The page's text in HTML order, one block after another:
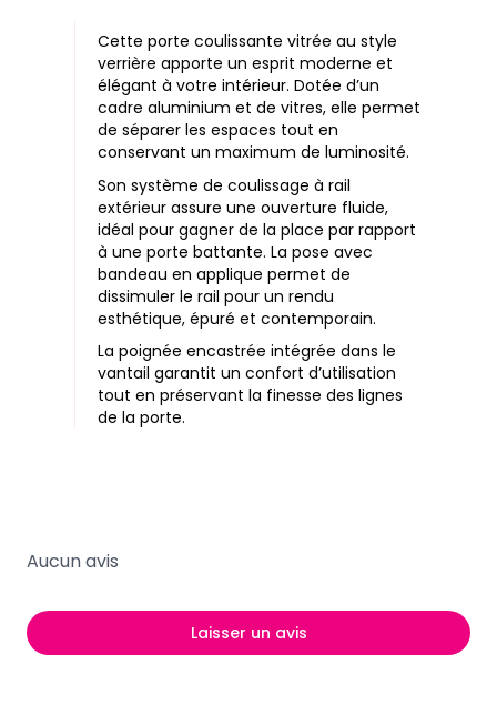
Cette porte coulissante vitrée au style
verrière apporte un esprit moderne et
élégant à votre intérieur. Dotée d’un
cadre aluminium et de vitres, elle permet
de séparer les espaces tout en
conservant un maximum de luminosité.
Son système de coulissage à rail
extérieur assure une ouverture fluide,
idéal pour gagner de la place par rapport
à une porte battante. La pose avec
bandeau en applique permet de
dissimuler le rail pour un rendu
esthétique, épuré et contemporain.
La poignée encastrée intégrée dans le
vantail garantit un confort d’utilisation
tout en préservant la finesse des lignes
de la porte.
Aucun avis
Laisser un avis